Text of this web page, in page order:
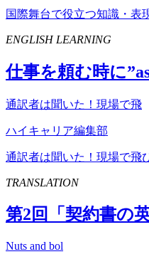
国際舞台で役立つ知識・表
ENGLISH LEARNING
仕事を頼む時に”
通訳者は聞いた！現場で飛
ハイキャリア編集部
通訳者は聞いた！現場で飛
TRANSLATION
第2回「契約書の
Nuts and bol